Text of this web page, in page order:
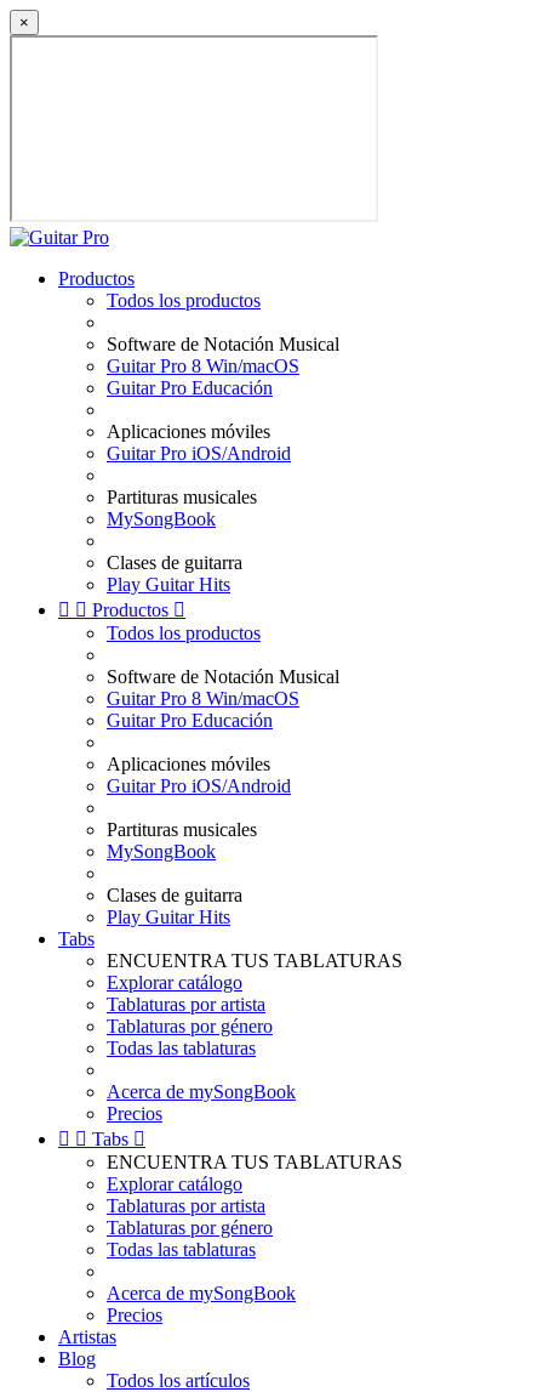
×
Productos
Todos los productos
Software de Notación Musical
Guitar Pro 8 Win/macOS
Guitar Pro Educación
Aplicaciones móviles
Guitar Pro iOS/Android
Partituras musicales
MySongBook
Clases de guitarra
Play Guitar Hits
  Productos 
Todos los productos
Software de Notación Musical
Guitar Pro 8 Win/macOS
Guitar Pro Educación
Aplicaciones móviles
Guitar Pro iOS/Android
Partituras musicales
MySongBook
Clases de guitarra
Play Guitar Hits
Tabs
ENCUENTRA TUS TABLATURAS
Explorar catálogo
Tablaturas por artista
Tablaturas por género
Todas las tablaturas
Acerca de mySongBook
Precios
  Tabs 
ENCUENTRA TUS TABLATURAS
Explorar catálogo
Tablaturas por artista
Tablaturas por género
Todas las tablaturas
Acerca de mySongBook
Precios
Artistas
Blog
Todos los artículos